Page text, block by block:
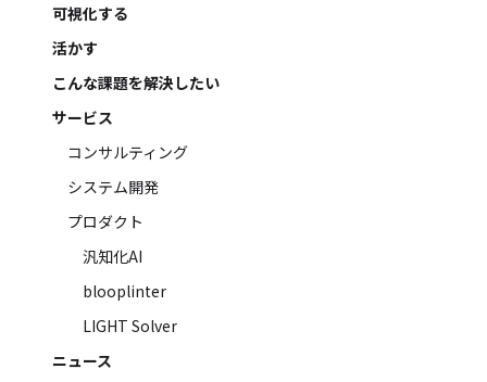
可視化する
活かす
こんな課題を解決したい
サービス
コンサルティング
システム開発
プロダクト
汎知化AI
blooplinter
LIGHT Solver
ニュース